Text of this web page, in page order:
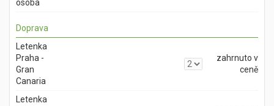
osoba
Doprava
Letenka
Praha -
Gran
Canaria
zahrnuto v
ceně
Letenka